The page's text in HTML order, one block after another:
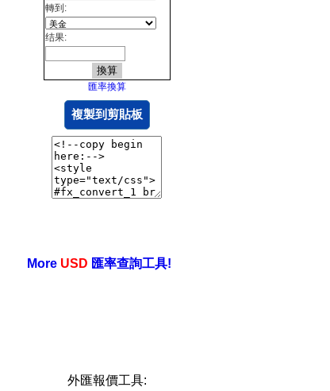
轉到:
结果:
匯率換算
複製到剪貼板
More USD 匯率查詢工具!
外匯報價工具: